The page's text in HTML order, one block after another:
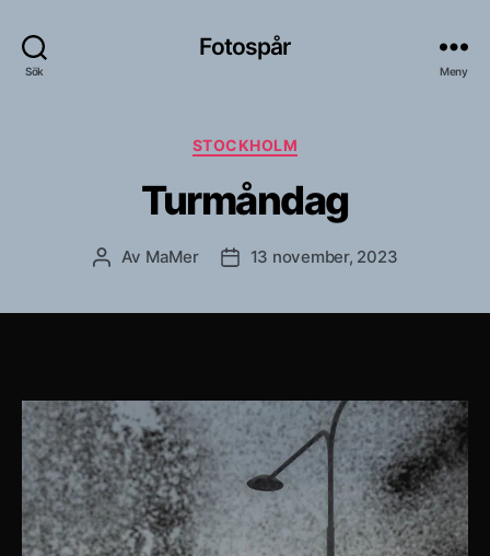
Sök
Fotospår
Meny
Kategorier
STOCKHOLM
Turmåndag
Inläggsförfattare
Av MaMer Inläggsdatum
13 november, 2023